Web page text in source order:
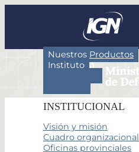
Nuestros Productos
Instituto
INSTITUCIONAL
Visión y misión
Cuadro organizacional
Oficinas provinciales